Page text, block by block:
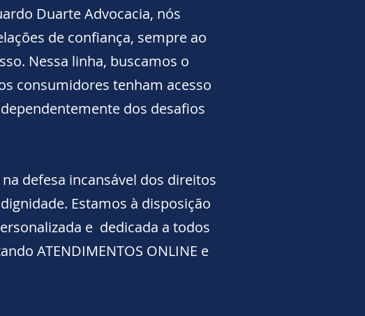
Duarte Advocacia, nós
de confiança, sempre ao
Nessa linha, buscamos o
consumidores tenham acesso
dos desafios
defesa incansável dos direitos
Estamos à disposição
e dedicada a todos
ATENDIMENTOS ONLINE e